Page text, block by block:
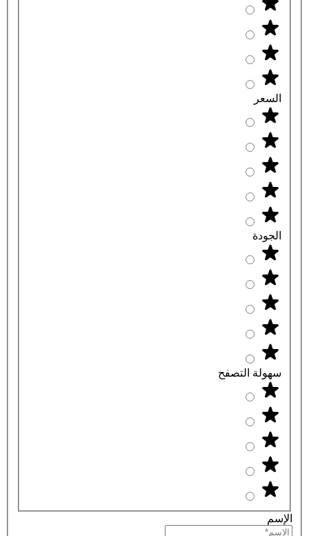
السعر
الجودة
سهولة التصفح
الإسم